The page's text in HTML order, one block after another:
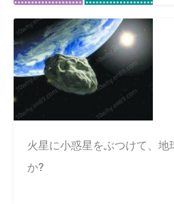
火星に小惑星をぶつけて、
か?